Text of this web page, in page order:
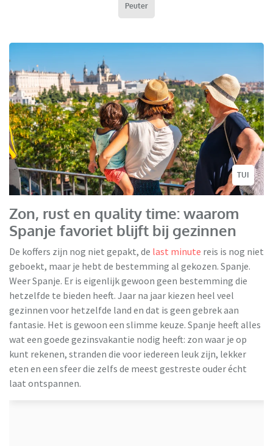
Peuter
TUI
Zon, rust en quality time: waarom
Spanje favoriet blijft bij gezinnen
De koffers zijn nog niet gepakt, de last minute reis is nog niet
geboekt, maar je hebt de bestemming al gekozen. Spanje.
Weer Spanje. Er is eigenlijk gewoon geen bestemming die
hetzelfde te bieden heeft. Jaar na jaar kiezen heel veel
gezinnen voor hetzelfde land en dat is geen gebrek aan
fantasie. Het is gewoon een slimme keuze. Spanje heeft alles
wat een goede gezinsvakantie nodig heeft: zon waar je op
kunt rekenen, stranden die voor iedereen leuk zijn, lekker
eten en een sfeer die zelfs de meest gestreste ouder écht
laat ontspannen.